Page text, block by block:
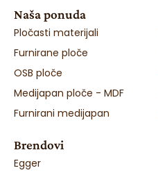
Naša ponuda
Pločasti materijali
Furnirane ploče
OSB ploče
Medijapan ploče - MDF
Furnirani medijapan
Brendovi
Egger